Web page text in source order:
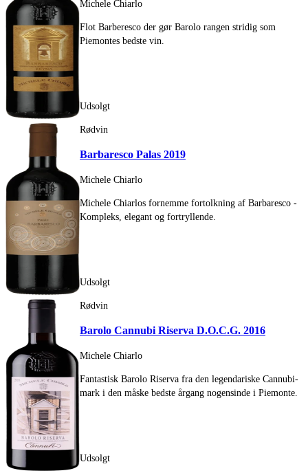
Michele Chiarlo
Flot Barberesco der gør Barolo rangen stridig som
Piemontes bedste vin.
Udsolgt
Rødvin
Barbaresco Palas 2019
Michele Chiarlo
Michele Chiarlos fornemme fortolkning af Barbaresco -
Kompleks, elegant og fortryllende.
Udsolgt
Rødvin
Barolo Cannubi Riserva D.O.C.G. 2016
Michele Chiarlo
Fantastisk Barolo Riserva fra den legendariske Cannubi-
mark i den måske bedste årgang nogensinde i Piemonte.
Udsolgt